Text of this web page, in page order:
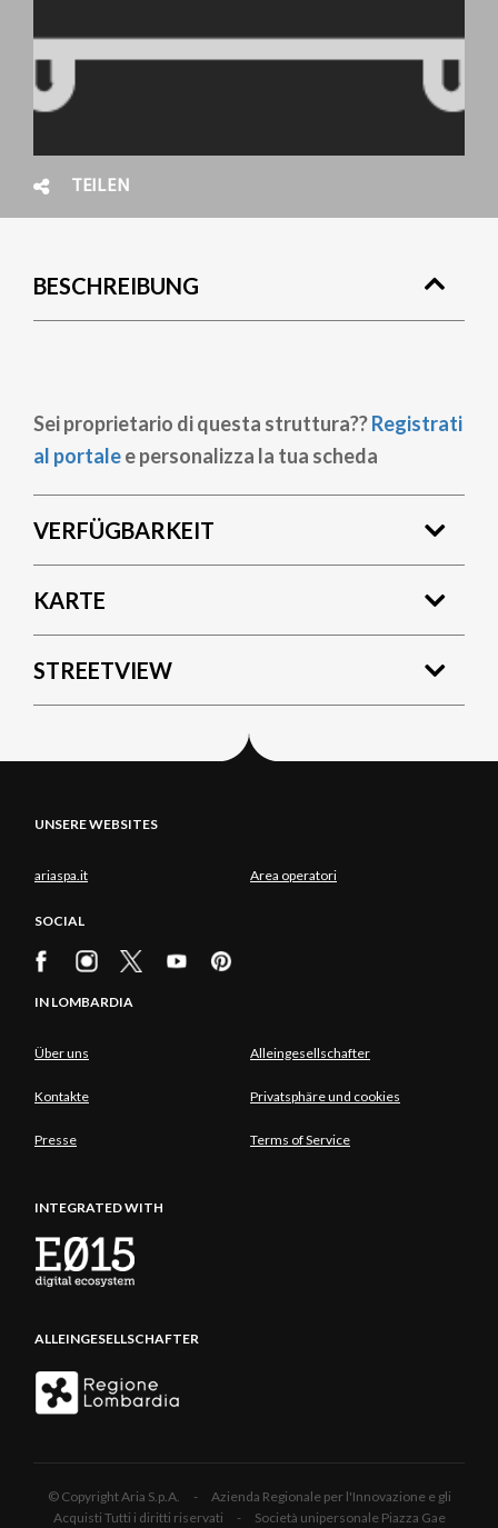
TEILEN
BESCHREIBUNG
Sei proprietario di questa struttura??Registrati
al portalee personalizza la tua scheda
VERFÜGBARKEIT
KARTE
STREETVIEW
UNSERE WEBSITES
ariaspa.it Area operatori
SOCIAL
IN LOMBARDIA
Über uns Alleingesellschafter
Kontakte Privatsphäre und cookies
Presse Terms of Service
INTEGRATED WITH
ALLEINGESELLSCHAFTER
© Copyright Aria S.p.A. - Azienda Regionale per l'Innovazione e gli
Acquisti Tutti i diritti riservati - Società unipersonale Piazza Gae